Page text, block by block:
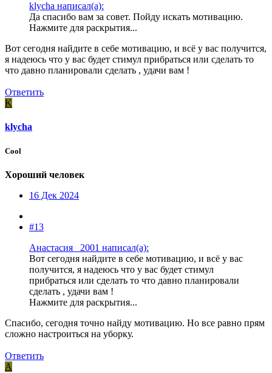
klycha написал(а):
Да спасибо вам за совет. Пойду искать мотивацию.
Нажмите для раскрытия...
Вот сегодня найдите в себе мотивацию, и всё у вас получится,
я надеюсь что у вас будет стимул прибраться или сделать то
что давно планировали сделать , удачи вам !
Ответить
K
klycha
Cool
Хороший человек
16 Дек 2024
#13
Анастасия _2001 написал(а):
Вот сегодня найдите в себе мотивацию, и всё у вас
получится, я надеюсь что у вас будет стимул
прибраться или сделать то что давно планировали
сделать , удачи вам !
Нажмите для раскрытия...
Спасибо, сегодня точно найду мотивацию. Но все равно прям
сложно настроиться на уборку.
Ответить
А